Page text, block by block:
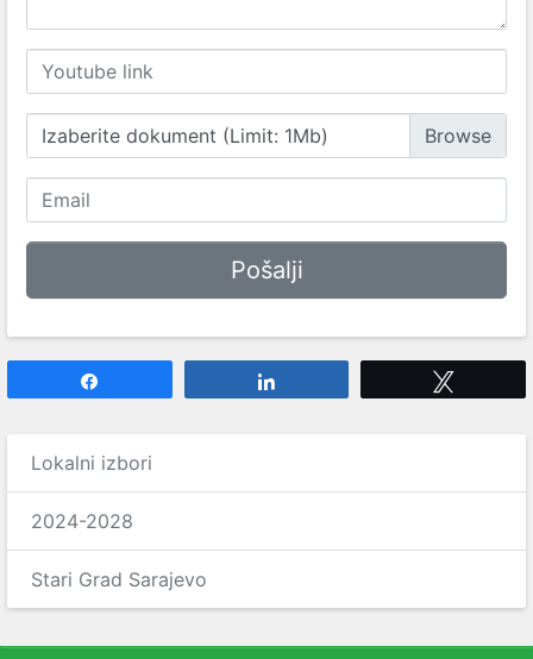
Izaberite dokument (Limit: 1Mb)
Lokalni izbori
2024-2028
Stari Grad Sarajevo